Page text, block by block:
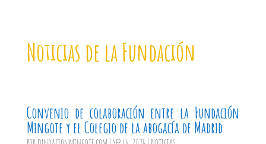
Noticias de la Fundación
Convenio de colaboración entre la Fundación
Mingote y el Colegio de la abogacía de Madrid